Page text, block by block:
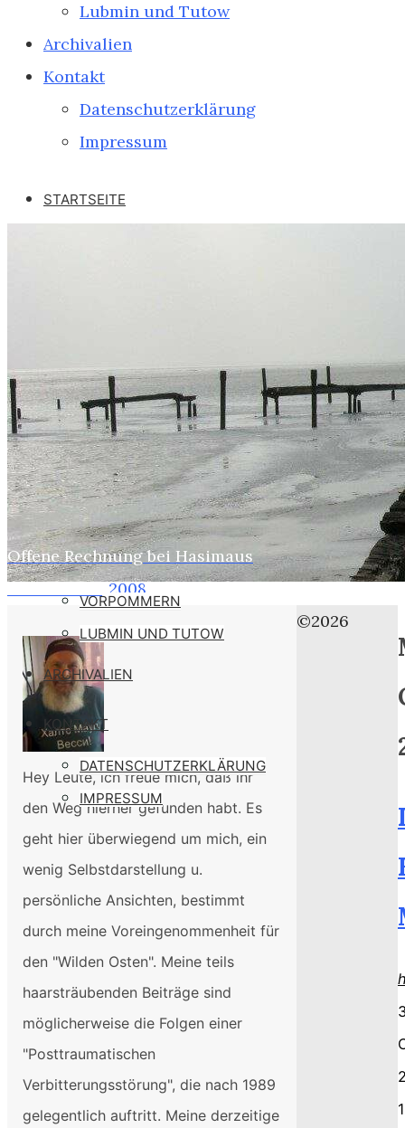
Lubmin und Tutow
Archivalien
Kontakt
Datenschutzerklärung
Impressum
STARTSEITE
WEBCAMZ
WEBCAM 24H
WEBER – KONFORM
RÜGEN PUTBUS
RHINESIDE-GALERIE
KREFELD-BILDER
VORPOMMERN
LUBMIN UND TUTOW
ARCHIVALIEN
KONTAKT
DATENSCHUTZERKLÄRUNG
IMPRESSUM
Home
2008
Offene Rechnung bei Hasimaus
Winter ade?
Hey Leute, ich freue mich, daß ihr
den Weg hierher gefunden habt. Es
geht hier überwiegend um mich, ein
wenig Selbstdarstellung u.
persönliche Ansichten, bestimmt
durch meine Voreingenommenheit für
den "Wilden Osten". Meine teils
haarsträubenden Beiträge sind
möglicherweise die Folgen einer
"Posttraumatischen
Verbitterungsstörung", die nach 1989
gelegentlich auftritt. Meine derzeitige
©2026